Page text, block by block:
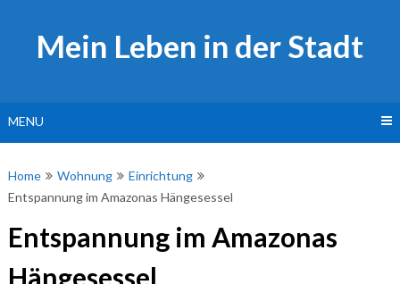
contentMein Leben in der Stadt
MENU
Home Wohnung
Einrichtung
Entspannung im Amazonas Hängesessel
Entspannung im Amazonas
Hängesessel